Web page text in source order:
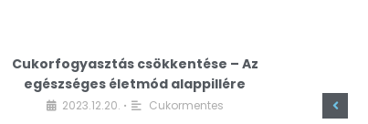
Cukorfogyasztás csökkentése – Az
egészséges életmód alappillére
2023.12.20. • Cukormentes
Cukorfogyasztás